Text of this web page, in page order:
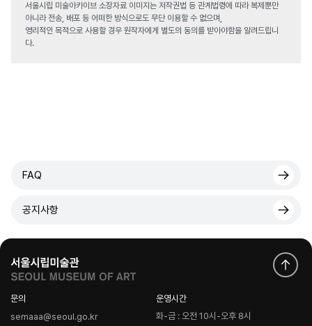
서울시립 미술아카이브 소장자료 이미지는 저작권법 등 관계법령에 따라 복제뿐만
아니라 전송, 배포 등 어떠한 방식으로도 무단 이용할 수 없으며,
영리적인 목적으로 사용할 경우 원작자에게 별도의 동의를 받아야함을 알려드립니
다.
FAQ
공지사항
문의
semaaa@seoul.go.kr
운영시간
화-금 : 오전 10시-오후 8시